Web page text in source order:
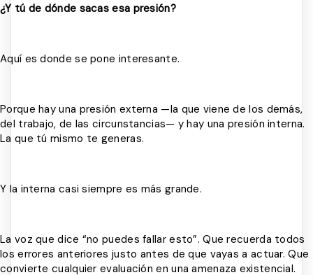
¿Y tú de dónde sacas esa presión?
Aquí es donde se pone interesante.
Porque hay una presión externa —la que viene de los demás,
del trabajo, de las circunstancias— y hay una presión interna.
La que tú mismo te generas.
Y la interna casi siempre es más grande.
La voz que dice “no puedes fallar esto”. Que recuerda todos
los errores anteriores justo antes de que vayas a actuar. Que
convierte cualquier evaluación en una amenaza existencial.